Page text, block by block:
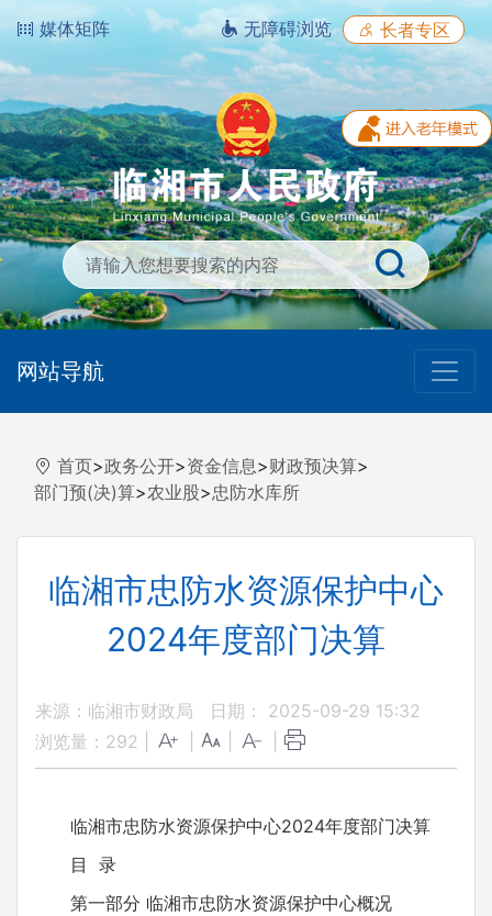
媒体矩阵 无障碍浏览 长者专区
网站导航
首页>政务公开>资金信息>财政预决算>
部门预(决)算>农业股>忠防水库所
临湘市忠防水资源保护中心
2024年度部门决算
来源：临湘市财政局
日期： 2025-09-29 15:32
浏览量： 292
临湘市忠防水资源保护中心2024年度部门决算
目 录
第一部分 临湘市忠防水资源保护中心概况